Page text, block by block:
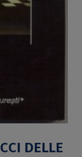
DELLE